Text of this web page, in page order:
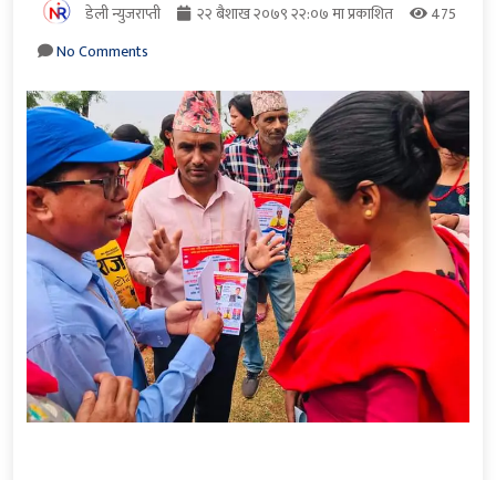
डेली न्युजराप्ती २२ बैशाख २०७९ २२:०७ मा प्रकाशित
475
No Comments